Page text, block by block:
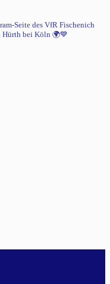
Seite des VfR Fischenich
bei Köln 🌍💙